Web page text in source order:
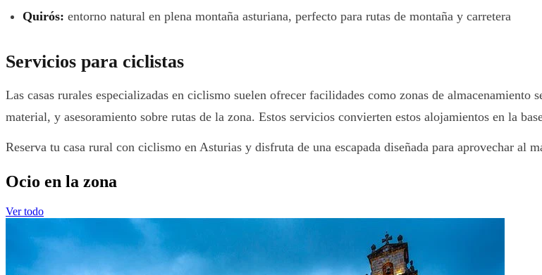
Quirós: entorno natural en plena montaña asturiana, perfecto para rutas de montaña y carretera
Servicios para ciclistas
Las casas rurales especializadas en ciclismo suelen ofrecer facilidades como zonas de
material, y asesoramiento sobre rutas de la zona. Estos servicios convierten estos alojamientos en la
Reserva tu casa rural con ciclismo en Asturias y disfruta de una escapada diseñada para aprovechar al
Ocio en la zona
Ver todo